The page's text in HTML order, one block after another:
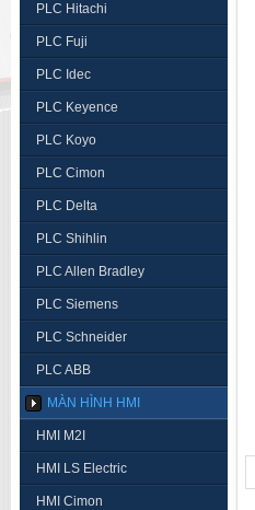
PLC Hitachi
PLC Fuji
PLC Idec
PLC Keyence
PLC Koyo
PLC Cimon
PLC Delta
PLC Shihlin
PLC Allen Bradley
PLC Siemens
PLC Schneider
PLC ABB
MÀN HÌNH HMI
HMI M2I
HMI LS Electric
HMI Cimon